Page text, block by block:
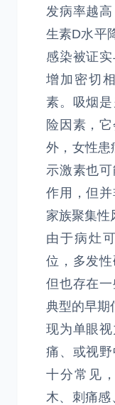
发病率越
生素D水平
感染被证
增加密切
素。吸烟
险因素，
外，女性患
示激素也
作用，但
家族聚集性
由于病灶
位，多发性
但也存在
典型的早期
现为单眼
痛、或视
十分常见
木、刺痛感